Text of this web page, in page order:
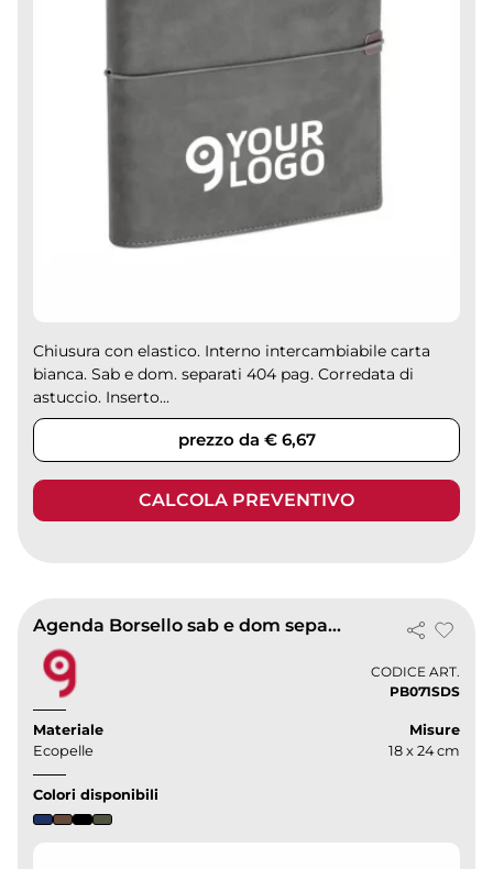
Chiusura con elastico. Interno intercambiabile carta
bianca. Sab e dom. separati 404 pag. Corredata di
astuccio. Inserto...
prezzo da € 6,67
CALCOLA PREVENTIVO
Agenda Borsello sab e dom separati
CODICE ART.
PB071SDS
Materiale
Ecopelle
Misure
18 x 24 cm
Colori disponibili